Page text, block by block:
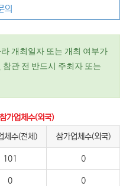
의
개최일자 또는 개최 여부가
관 전 반드시 주최자 또는
가업체수(외국)
체수(전체) 참가업체수(외국)
101 0
0 0